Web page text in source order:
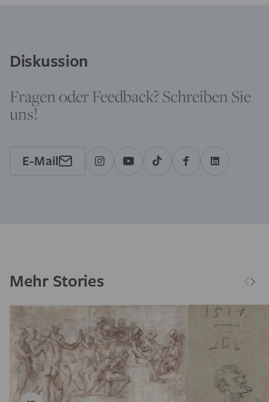
Diskussion
Fragen oder Feedback? Schreiben Sie
uns!
E-Mail
Mehr Stories